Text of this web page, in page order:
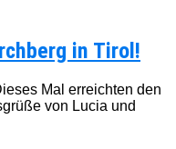
in Tirol!
Mal erreichten den
von Lucia und